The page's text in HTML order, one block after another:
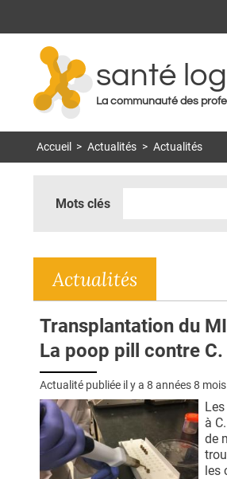
santé log
La communauté des
Accueil > Actualités > Actualités
Mots clés
Actualités
Transplantation du
La poop pill contre
Actualité publiée il y a 8 années 8 mois
à
de
les